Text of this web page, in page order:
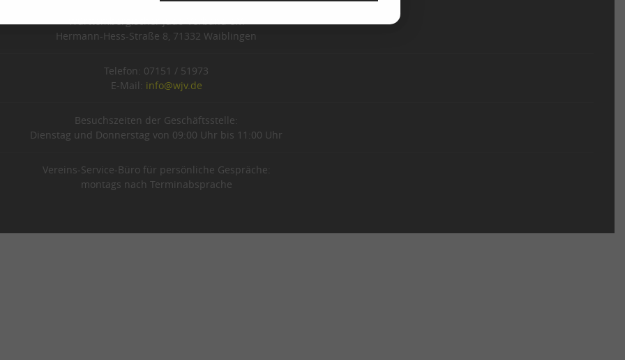
Württembergischer Judo-Verband e.V.
Hermann-Hess-Straße 8, 71332 Waiblingen
Telefon: 07151 / 51973
E-Mail: info@wjv.de
Besuchszeiten der Geschäftsstelle:
Dienstag und Donnerstag von 09:00 Uhr bis 11:00 Uhr
Vereins-Service-Büro für persönliche Gespräche:
montags nach Terminabsprache